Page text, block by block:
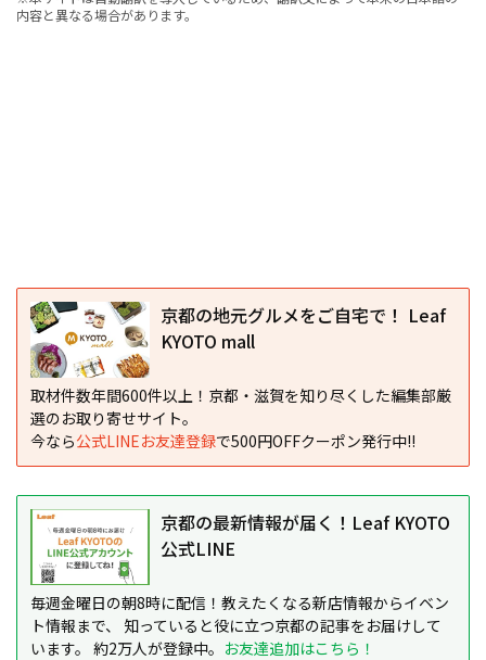
内容と異なる場合があります。
京都の地元グルメをご自宅で！ Leaf
KYOTO mall
取材件数年間600件以上！京都・滋賀を知り尽くした編集部厳
選のお取り寄せサイト。
今なら公式LINEお友達登録で500円OFFクーポン発行中!!
京都の最新情報が届く！Leaf KYOTO
公式LINE
毎週金曜日の朝8時に配信！教えたくなる新店情報からイベン
ト情報まで、 知っていると役に立つ京都の記事をお届けして
います。 約2万人が登録中。 お友達追加はこちら！